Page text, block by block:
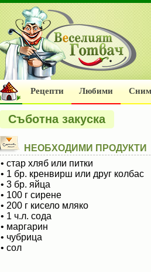
Рецепти Любими
Съботна закуска
НЕОБХОДИМИ ПРОДУКТИ
• стар хляб или питки
• 1 бр. кренвирш или друг колбас
• 3 бр. яйца
• 100 г сирене
• 200 г кисело мляко
• 1 ч.л. сода
• маргарин
• чубрица
• сол